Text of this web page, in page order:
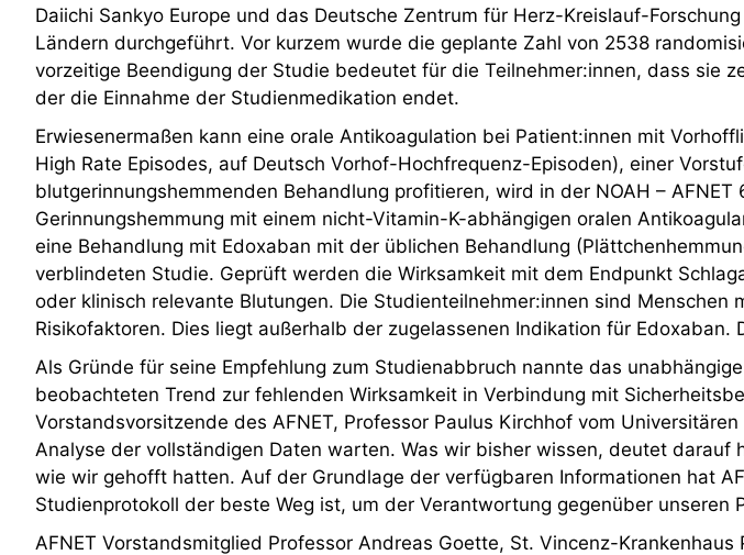
Daiichi Sankyo Europe und das Deutsche Zentrum für Herz-Kreislauf-
Ländern durchgeführt. Vor kurzem wurde die geplante Zahl von 2538
vorzeitige Beendigung der Studie bedeutet für die Teilnehmer:innen, dass sie
der die Einnahme der Studienmedikation endet.
Erwiesenermaßen kann eine orale Antikoagulation bei Patient:innen mit
High Rate Episodes, auf Deutsch Vorhof-Hochfrequenz-Episoden), einer
blutgerinnungshemmenden Behandlung profitieren, wird in der NOAH –
Gerinnungshemmung mit einem nicht-Vitamin-K-abhängigen oralen
eine Behandlung mit Edoxaban mit der üblichen Behandlung
verblindeten Studie. Geprüft werden die Wirksamkeit mit dem Endpunkt
oder klinisch relevante Blutungen. Die Studienteilnehmer:innen sind
Risikofaktoren. Dies liegt außerhalb der zugelassenen Indikation für
Als Gründe für seine Empfehlung zum Studienabbruch nannte das
beobachteten Trend zur fehlenden Wirksamkeit in Verbindung mit
Vorstandsvorsitzende des AFNET, Professor Paulus Kirchhof vom
Analyse der vollständigen Daten warten. Was wir bisher wissen, deutet
wie wir gehofft hatten. Auf der Grundlage der verfügbaren Informationen hat
Studienprotokoll der beste Weg ist, um der Verantwortung gegenüber unseren
AFNET Vorstandsmitglied Professor Andreas Goette, St. Vincenz-